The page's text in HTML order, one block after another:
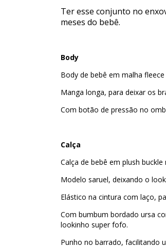
Ter esse conjunto no
meses do bebê.
Body
Body de bebê em malha
Manga longa, para deixar os
Com botão de pressão no
Calça
Calça de bebê em plush buckle
Modelo saruel, deixando o
Elástico na cintura com laço,
Com bumbum bordado ursa
lookinho super fofo.
Punho no barrado, facilitando